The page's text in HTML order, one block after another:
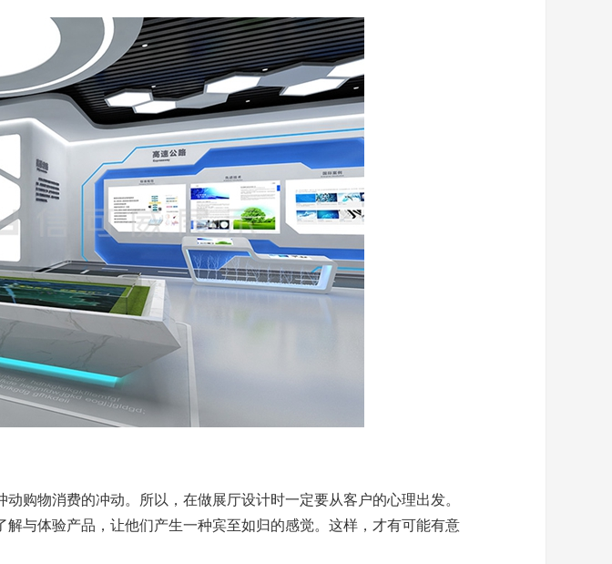
购物消费的冲动。所以，在做展厅设计时一定要从客户的心理出发。
与体验产品，让他们产生一种宾至如归的感觉。这样，才有可能有意